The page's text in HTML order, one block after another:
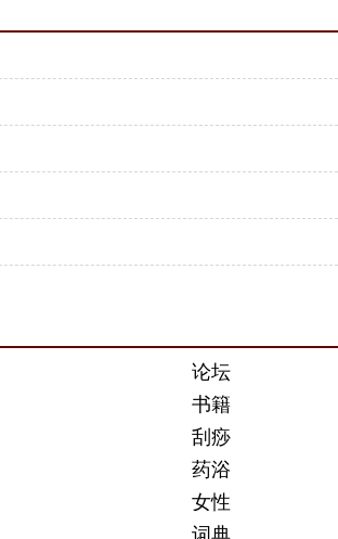
论坛
书籍
刮痧
药浴
女性
词典